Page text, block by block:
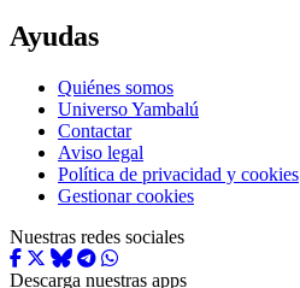
Ayudas
Quiénes somos
Universo Yambalú
Contactar
Aviso legal
Política de privacidad y cookies
Gestionar cookies
Nuestras redes sociales
Descarga nuestras apps